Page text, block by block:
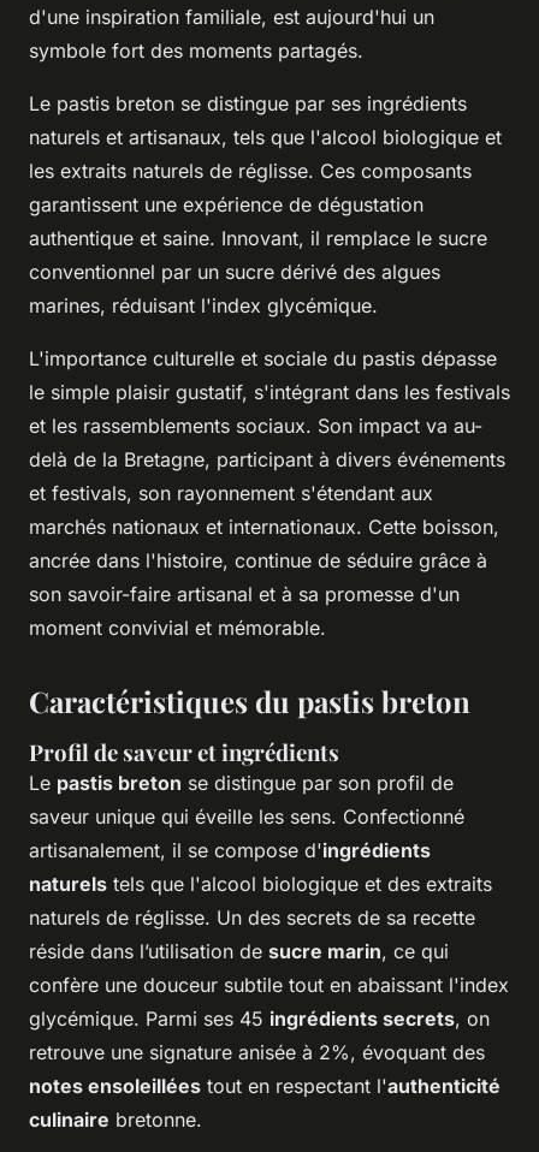
d'une inspiration familiale, est aujourd'hui un
symbole fort des moments partagés.
Le pastis breton se distingue par ses ingrédients
naturels et artisanaux, tels que l'alcool biologique et
les extraits naturels de réglisse. Ces composants
garantissent une expérience de dégustation
authentique et saine. Innovant, il remplace le sucre
conventionnel par un sucre dérivé des algues
marines, réduisant l'index glycémique.
L'importance culturelle et sociale du pastis dépasse
le simple plaisir gustatif, s'intégrant dans les festivals
et les rassemblements sociaux. Son impact va au-
delà de la Bretagne, participant à divers événements
et festivals, son rayonnement s'étendant aux
marchés nationaux et internationaux. Cette boisson,
ancrée dans l'histoire, continue de séduire grâce à
son savoir-faire artisanal et à sa promesse d'un
moment convivial et mémorable.
Caractéristiques du pastis breton
Profil de saveur et ingrédients
Le pastis breton se distingue par son profil de
saveur unique qui éveille les sens. Confectionné
artisanalement, il se compose d'ingrédients
naturels tels que l'alcool biologique et des extraits
naturels de réglisse. Un des secrets de sa recette
réside dans l’utilisation de sucre marin, ce qui
confère une douceur subtile tout en abaissant l'index
glycémique. Parmi ses 45 ingrédients secrets, on
retrouve une signature anisée à 2%, évoquant des
notes ensoleillées tout en respectant l'authenticité
culinaire bretonne.